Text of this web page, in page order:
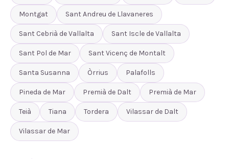
Montgat Sant Andreu de Llavaneres
Sant Cebrià de Vallalta Sant Iscle de Vallalta
Sant Pol de Mar Sant Vicenç de Montalt
Santa Susanna Òrrius Palafolls
Pineda de Mar Premià de Dalt Premià de Mar
Teià Tiana Tordera Vilassar de Dalt
Vilassar de Mar